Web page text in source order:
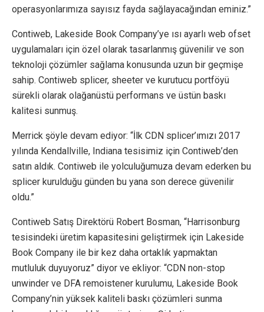
operasyonlarımıza sayısız fayda sağlayacağından eminiz.”
Contiweb, Lakeside Book Company’ye ısı ayarlı web ofset
uygulamaları için özel olarak tasarlanmış güvenilir ve son
teknoloji çözümler sağlama konusunda uzun bir geçmişe
sahip. Contiweb splicer, sheeter ve kurutucu portföyü
sürekli olarak olağanüstü performans ve üstün baskı
kalitesi sunmuş.
Merrick şöyle devam ediyor: “İlk CDN splicer’ımızı 2017
yılında Kendallville, Indiana tesisimiz için Contiweb’den
satın aldık. Contiweb ile yolculuğumuza devam ederken bu
splicer kurulduğu günden bu yana son derece güvenilir
oldu.”
Contiweb Satış Direktörü Robert Bosman, “Harrisonburg
tesisindeki üretim kapasitesini geliştirmek için Lakeside
Book Company ile bir kez daha ortaklık yapmaktan
mutluluk duyuyoruz” diyor ve ekliyor: “CDN non-stop
unwinder ve DFA remoistener kurulumu, Lakeside Book
Company’nin yüksek kaliteli baskı çözümleri sunma